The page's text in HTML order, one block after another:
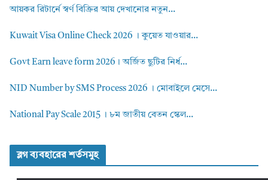
আয়কর রিটার্নে স্বর্ণ বিক্রির আয় দেখানোর নতুন...
Kuwait Visa Online Check 2026 । কুয়েত যাওয়ার...
Govt Earn leave form 2026। অর্জিত ছুটির নির্ধ...
NID Number by SMS Process 2026 । মোবাইলে মেসে...
National Pay Scale 2015 । ৮ম জাতীয় বেতন স্কেল...
ব্লগ ব্যবহারের শর্তসমুহ